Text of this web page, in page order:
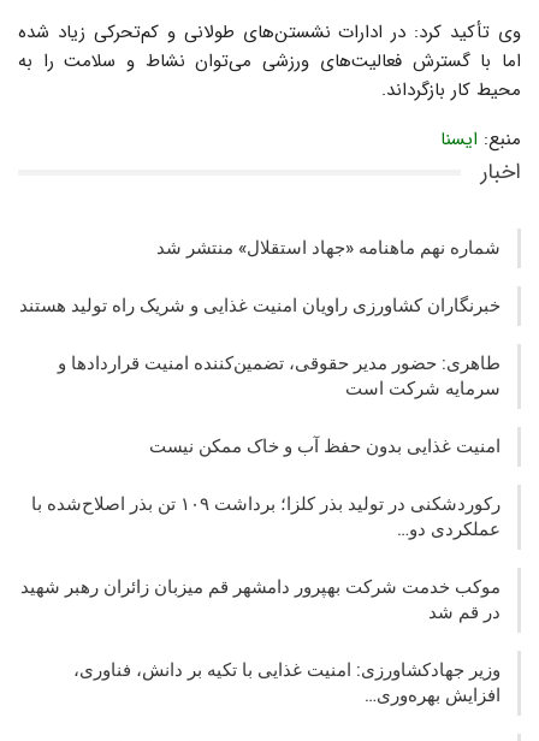
وی تأکید کرد: در ادارات نشستن‌های طولانی و کم‌تحرکی زیاد شده
اما با گسترش فعالیت‌های ورزشی می‌توان نشاط و سلامت را به
محیط کار بازگرداند.
منبع: ایسنا
اخبار
شماره نهم ماهنامه «جهاد استقلال» منتشر شد
خبرنگاران کشاورزی راویان امنیت غذایی و شریک راه تولید هستند
طاهری: حضور مدیر حقوقی، تضمین‌کننده امنیت قراردادها و
سرمایه شرکت‌ است
امنیت غذایی بدون حفظ آب و خاک ممکن نیست
رکوردشکنی در تولید بذر کلزا؛ برداشت ۱۰۹ تن بذر اصلاح‌شده با
عملکردی دو…
موکب خدمت شرکت بهپرور دامشهر قم میزبان زائران رهبر شهید
در قم شد
وزیر جهادکشاورزی: امنیت غذایی با تکیه بر دانش، فناوری،
افزایش بهره‌وری…